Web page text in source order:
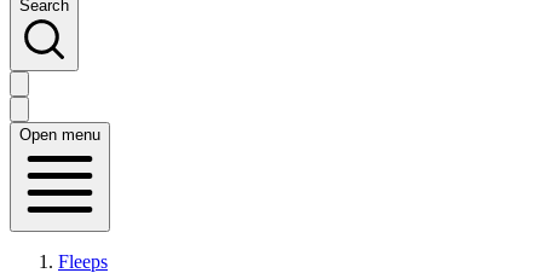
Search
Open menu
Fleeps